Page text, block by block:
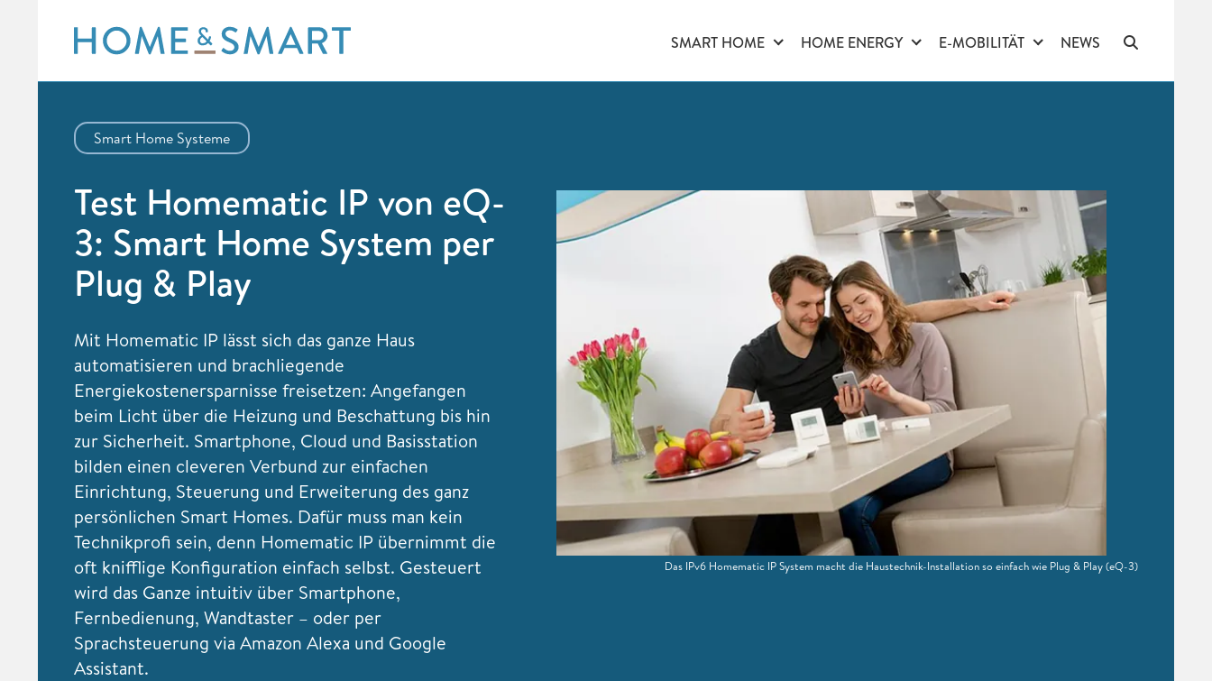
content
SMART HOME HOME ENERGY E-MOBILITÄT NEWS
Smart Home Systeme
Test Homematic IP von eQ-
3: Smart Home System per
Plug & Play
Mit Homematic IP lässt sich das ganze Haus
automatisieren und brachliegende
Energiekostenersparnisse freisetzen: Angefangen
beim Licht über die Heizung und Beschattung bis hin
zur Sicherheit. Smartphone, Cloud und Basisstation
bilden einen cleveren Verbund zur einfachen
Einrichtung, Steuerung und Erweiterung des ganz
persönlichen Smart Homes. Dafür muss man kein
Technikprofi sein, denn Homematic IP übernimmt die
oft knifflige Konfiguration einfach selbst. Gesteuert
wird das Ganze intuitiv über Smartphone,
Fernbedienung, Wandtaster – oder per
Sprachsteuerung via Amazon Alexa und Google
Assistant.
Das IPv6 Homematic IP System macht die Haustechnik-Installation so einfach wie Plug & Play(eQ-3)